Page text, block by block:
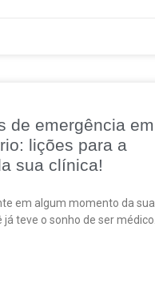
de emergência em
lições para a
sua clínica!
em algum momento da sua
teve o sonho de ser médico.